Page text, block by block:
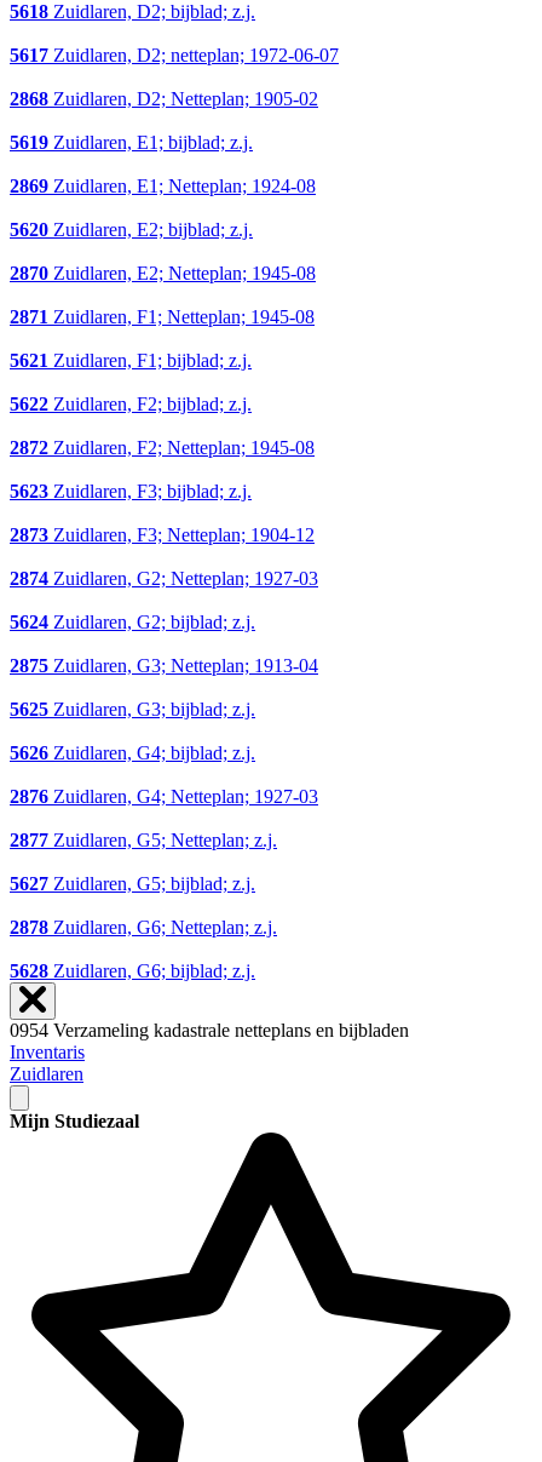
5618 Zuidlaren, D2; bijblad; z.j.
5617 Zuidlaren, D2; netteplan; 1972-06-07
2868 Zuidlaren, D2; Netteplan; 1905-02
5619 Zuidlaren, E1; bijblad; z.j.
2869 Zuidlaren, E1; Netteplan; 1924-08
5620 Zuidlaren, E2; bijblad; z.j.
2870 Zuidlaren, E2; Netteplan; 1945-08
2871 Zuidlaren, F1; Netteplan; 1945-08
5621 Zuidlaren, F1; bijblad; z.j.
5622 Zuidlaren, F2; bijblad; z.j.
2872 Zuidlaren, F2; Netteplan; 1945-08
5623 Zuidlaren, F3; bijblad; z.j.
2873 Zuidlaren, F3; Netteplan; 1904-12
2874 Zuidlaren, G2; Netteplan; 1927-03
5624 Zuidlaren, G2; bijblad; z.j.
2875 Zuidlaren, G3; Netteplan; 1913-04
5625 Zuidlaren, G3; bijblad; z.j.
5626 Zuidlaren, G4; bijblad; z.j.
2876 Zuidlaren, G4; Netteplan; 1927-03
2877 Zuidlaren, G5; Netteplan; z.j.
5627 Zuidlaren, G5; bijblad; z.j.
2878 Zuidlaren, G6; Netteplan; z.j.
5628 Zuidlaren, G6; bijblad; z.j.
0954 Verzameling kadastrale netteplans en bijbladen
Inventaris
Zuidlaren
Mijn Studiezaal